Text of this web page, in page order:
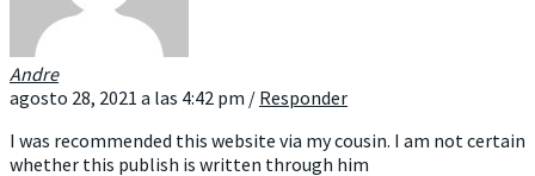
Andre
agosto 28, 2021 a las 4:42 pm / Responder
I was recommended this website via my cousin. I am not certain
whether this publish is written through him